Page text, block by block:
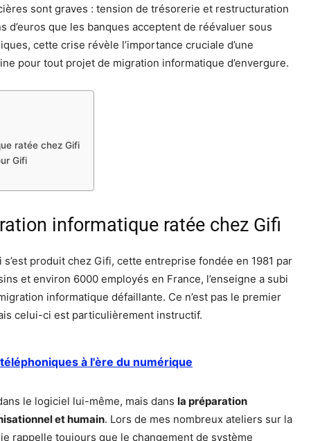
sont graves : tension de trésorerie et restructuration
d’euros que les banques acceptent de réévaluer sous
cette crise révèle l’importance cruciale d’une
pour tout projet de migration informatique d’envergure.
ratée chez Gifi
Gifi
informatique ratée chez Gifi
s’est produit chez Gifi, cette entreprise fondée en 1981 par
et environ 6000 employés en France, l’enseigne a subi
informatique défaillante. Ce n’est pas le premier
celui-ci est particulièrement instructif.
à l'ère du numérique
le logiciel lui-même, mais dans la préparation
et humain. Lors de mes nombreux ateliers sur la
rappelle toujours que le changement de système